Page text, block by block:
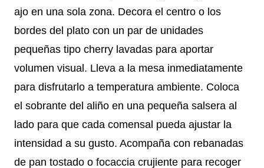
ajo en una sola zona. Decora el centro o los
bordes del plato con un par de unidades
pequeñas tipo cherry lavadas para aportar
volumen visual. Lleva a la mesa inmediatamente
para disfrutarlo a temperatura ambiente. Coloca
el sobrante del aliño en una pequeña salsera al
lado para que cada comensal pueda ajustar la
intensidad a su gusto. Acompaña con rebanadas
de pan tostado o focaccia crujiente para recoger